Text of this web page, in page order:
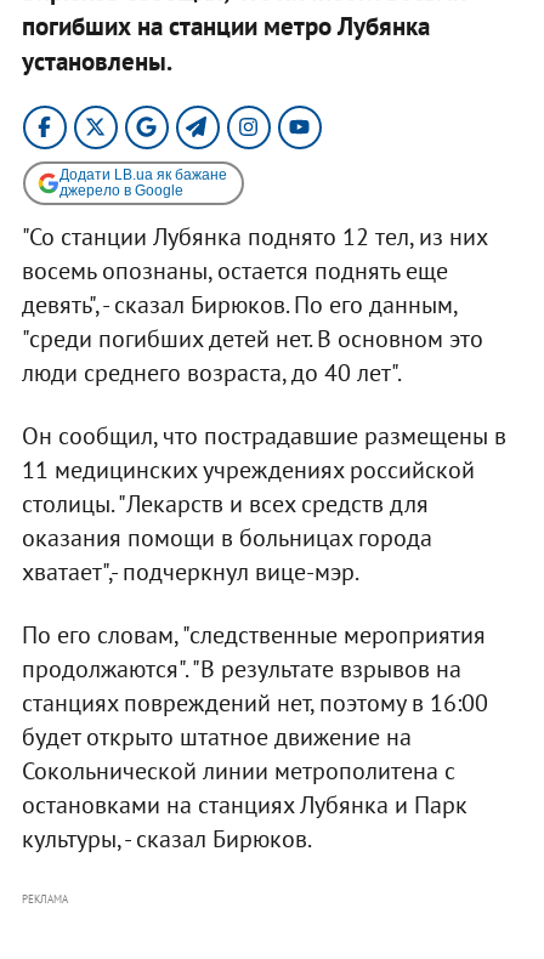
погибших на станции метро Лубянка
установлены.
Додати LB.ua як бажане
джерело в Google
"Со станции Лубянка поднято 12 тел, из них
восемь опознаны, остается поднять еще
девять", - сказал Бирюков. По его данным,
"среди погибших детей нет. В основном это
люди среднего возраста, до 40 лет".
Он сообщил, что пострадавшие размещены в
11 медицинских учреждениях российской
столицы. "Лекарств и всех средств для
оказания помощи в больницах города
хватает",- подчеркнул вице-мэр.
По его словам, "следственные мероприятия
продолжаются". "В результате взрывов на
станциях повреждений нет, поэтому в 16:00
будет открыто штатное движение на
Сокольнической линии метрополитена с
остановками на станциях Лубянка и Парк
культуры, - сказал Бирюков.
РЕКЛАМА